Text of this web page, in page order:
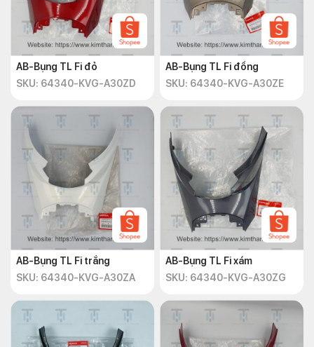
AB-Bụng TL Fi đỏ
SKU: 64340-KVG-A30ZD
AB-Bụng TL Fi đồng
SKU: 64340-KVG-A30ZE
AB-Bụng TL Fi trắng
SKU: 64340-KVG-A30ZA
AB-Bụng TL Fi xám
SKU: 64340-KVG-A30ZG